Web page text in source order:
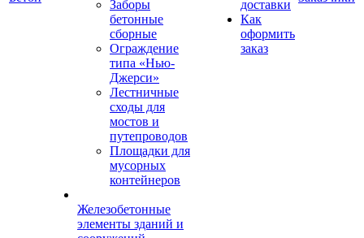
Заборы
бетонные
сборные
Ограждение
типа «Нью-
Джерси»
Лестничные
сходы для
мостов и
путепроводов
Площадки для
мусорных
контейнеров
Железобетонные
элементы зданий и
доставки
Как
оформить
заказ